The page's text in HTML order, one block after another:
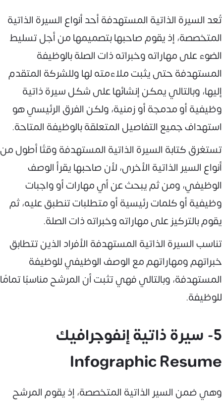
تُعد السيرة الذاتية المستهدفة أحد أنواع السيرة الذاتية
المتخصصة، إذ يقوم صاحبها بتصميمها من أجل تسليط
الضوء على مهاراته وخبراته ذات الصلة بالوظيفة
المستهدفة حتى يثبت ملاءمته لها وللشركة المتقدم
إليها، وبالتالي يمكن إنشائها على شكل سيرة ذاتية
وظيفية أو مدمجة أو زمنية، ولكن الفرق الرئيسي هو
استهداف جميع التفاصيل المتعلقة بالوظيفة المتاحة.
تستغرق كتابة السيرة الذاتية المستهدفة وقتًا أطول من
أنواع السير الذاتية الأخرى، لأن صاحبها يقرأ الوصف
الوظيفي، ومن ثم يبحث عن أي مهارات أو واجبات
وظيفية أو كلمات رئيسية أو متطلبات تنطبق عليه، ثم
يقوم بالتركيز على مهاراته وخبراته ذات الصلة.
تناسب السيرة الذاتية المستهدفة الأفراد الذين تتطابق
خبراتهم ومهاراتهم مع الوصف الوظيفي للوظيفة
المستهدفة، وبالتالي فهي تثبت أن المرشح مناسبًا تمامًا
للوظيفة.
5- سيرة ذاتية إنفوجرافيك
Infographic Resume
وهي ضمن السير الذاتية المتخصصة، إذ يقوم المرشح